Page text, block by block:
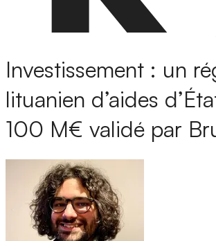
Investissement : un
lituanien d’aides
100 M€ validé par